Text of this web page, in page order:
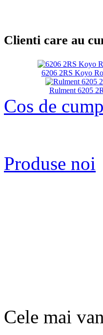
Clienti care au
6206 2RS Koyo
Rulment 6205
Cos de
Produse noi
Cele mai